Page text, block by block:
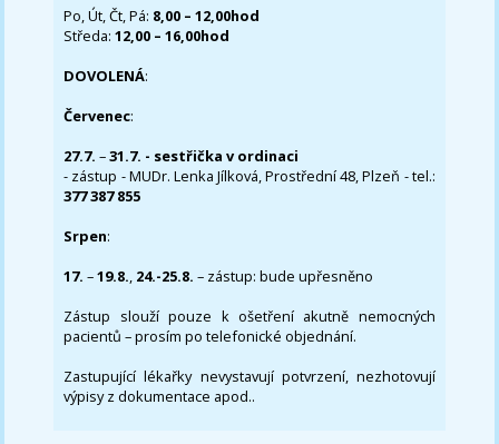
Po, Út, Čt, Pá: 8,00 – 12,00hod
Středa:12,00 – 16,00hod
DOVOLENÁ:
Červenec:
27.7.–31.7. - sestřička v ordinaci
- zástup - MUDr. Lenka Jílková, Prostřední 48, Plzeň - tel.:
377 387 855
Srpen:
17. –19.8., 24.-25.8. – zástup: bude upřesněno
Zástup slouží pouze k ošetření akutně nemocných
pacientů – prosím po telefonické objednání.
Zastupující lékařky nevystavují potvrzení, nezhotovují
výpisy z dokumentace apod..